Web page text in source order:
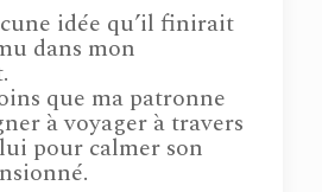
idée qu’il finirait
dans mon
que ma patronne
à voyager à travers
pour calmer son